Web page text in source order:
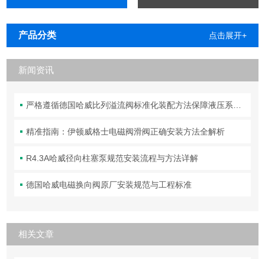
产品分类 点击展开+
新闻资讯
严格遵循德国哈威比列溢流阀标准化装配方法保障液压系统压力调控精准可靠
精准指南：伊顿威格士电磁阀滑阀正确安装方法全解析
R4.3A哈威径向柱塞泵规范安装流程与方法详解
德国哈威电磁换向阀原厂安装规范与工程标准
相关文章